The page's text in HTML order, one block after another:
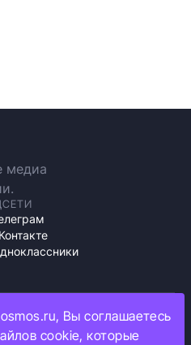
медиа
данных
Вы соглашаетесь
cookie, которые